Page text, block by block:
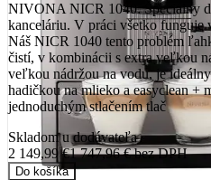
NIVONA NICR 1040: Špeciálny
kanceláriu. V práci všetko
Náš NICR 1040 tento problém
čistí, v kombinácii s extra veľkou
veľkou nádržou na vodu, je
hadičkou na mlieko a easyclean +
jednoduchým stlačením tlač
Skladom u dodávateľa
2 149,99 €1 747,96 €bez DPH
Do košíka